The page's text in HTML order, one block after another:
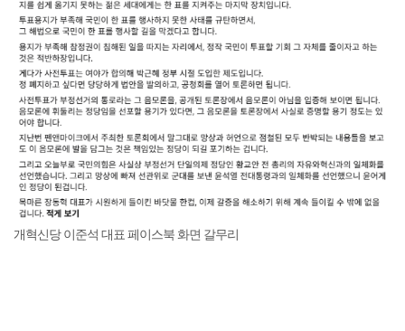
개혁신당 이준석 대표 페이스북 화면 갈무리